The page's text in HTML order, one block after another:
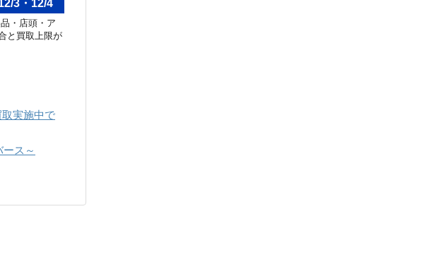
3・12/4
・店頭・ア
と買取上限が
実施中で
ス～